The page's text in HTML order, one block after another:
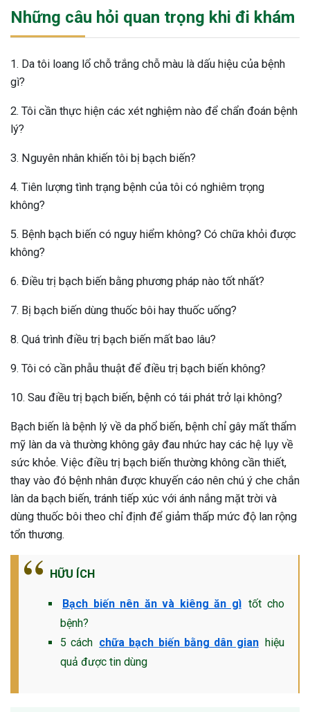
Những câu hỏi quan trọng khi đi khám
1. Da tôi loang lổ chỗ trắng chỗ màu là dấu hiệu của bệnh
gì?
2. Tôi cần thực hiện các xét nghiệm nào để chẩn đoán bệnh
lý?
3. Nguyên nhân khiến tôi bị bạch biến?
4. Tiên lượng tình trạng bệnh của tôi có nghiêm trọng
không?
5. Bệnh bạch biến có nguy hiểm không? Có chữa khỏi được
không?
6. Điều trị bạch biến bằng phương pháp nào tốt nhất?
7. Bị bạch biến dùng thuốc bôi hay thuốc uống?
8. Quá trình điều trị bạch biến mất bao lâu?
9. Tôi có cần phẫu thuật để điều trị bạch biến không?
10. Sau điều trị bạch biến, bệnh có tái phát trở lại không?
Bạch biến là bệnh lý về da phổ biến, bệnh chỉ gây mất thẩm
mỹ làn da và thường không gây đau nhức hay các hệ lụy về
sức khỏe. Việc điều trị bạch biến thường không cần thiết,
thay vào đó bệnh nhân được khuyến cáo nên chú ý che chắn
làn da bạch biến, tránh tiếp xúc với ánh nắng mặt trời và
dùng thuốc bôi theo chỉ định để giảm thấp mức độ lan rộng
tổn thương.
HỮU ÍCH
Bạch biến nên ăn và kiêng ăn gì tốt cho
bệnh?
5 cách chữa bạch biến bằng dân gian hiệu
quả được tin dùng